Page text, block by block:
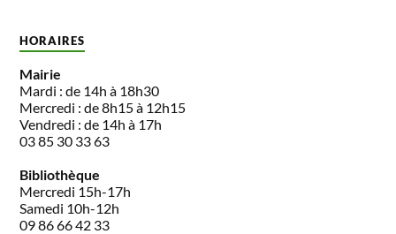
HORAIRES
Mairie
Mardi : de 14h à 18h30
Mercredi : de 8h15 à 12h15
Vendredi : de 14h à 17h
03 85 30 33 63
Bibliothèque
Mercredi 15h-17h
Samedi 10h-12h
09 86 66 42 33